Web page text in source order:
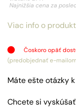
Najnižšia cena za
Viac info o
Čoskoro opäť
(predobjednať e-
Máte ešte otázky
Chcete si